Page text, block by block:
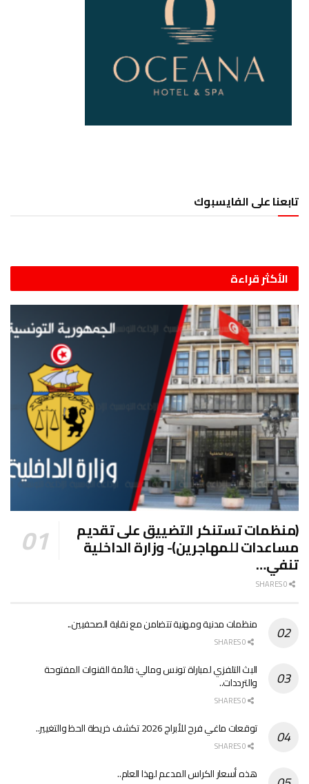
تابعنا على الفايسبوك
الأكثر قراءة
(منظمات تستنكر التضييق على تقديم
مساعدات للمهاجرين)- وزارة الداخلية
تنفي…
0 SHARES
منظمات مدنية ومهنية تتضامن مع نقابة الصحفيين..
0 SHARES
البث التلفزي لمباراة تونس ومالي: قائمة القنوات المفتوحة
والترددات..
0 SHARES
توقعات ماغي فرح للأبراج 2026 تكشف خريطة الحظ والتغيير..
0 SHARES
هذه أسعار الكراس المدعم لهذا العام..